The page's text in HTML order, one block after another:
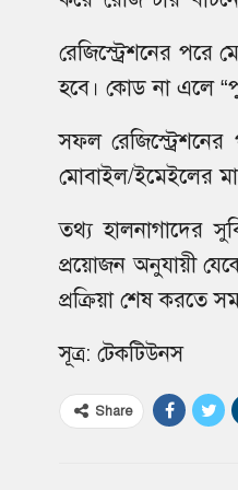
রেজিস্ট্রেশনের পরে
হবে। কোড না এলে
সফল
মোবাইল/ইমেইলের
তথ্য হালনাগাদের
প্রয়োজন অনুযায়ী
প্রক্রিয়া শেষ করতে
সূত্র: টেকটিউনস
Share